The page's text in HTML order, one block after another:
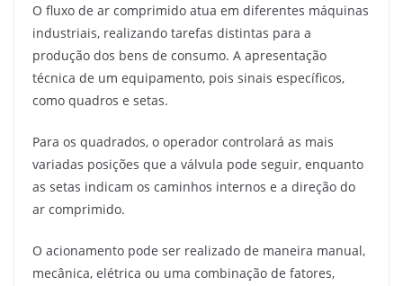
O fluxo de ar comprimido atua em diferentes máquinas
industriais, realizando tarefas distintas para a
produção dos bens de consumo. A apresentação
técnica de um equipamento, pois sinais específicos,
como quadros e setas.
Para os quadrados, o operador controlará as mais
variadas posições que a válvula pode seguir, enquanto
as setas indicam os caminhos internos e a direção do
ar comprimido.
O acionamento pode ser realizado de maneira manual,
mecânica, elétrica ou uma combinação de fatores,